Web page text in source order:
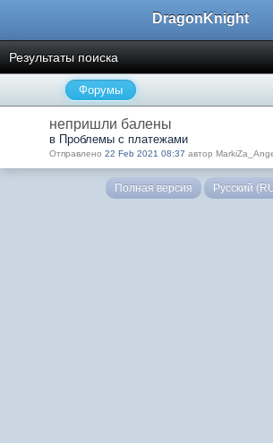
DragonKnight
Результаты поиска
Форумы
непришли балены
в Проблемы с платежами
Отправлено 22 Feb 2021 08:37 автор
Полная версия Русский